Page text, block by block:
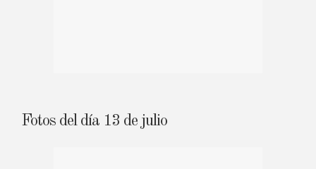
Fotos del día 13 de julio